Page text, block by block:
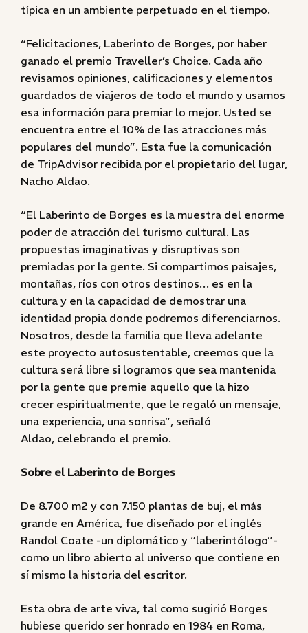
típica en un ambiente perpetuado en el tiempo.
“Felicitaciones, Laberinto de Borges, por haber
ganado el premio Traveller’s Choice. Cada año
revisamos opiniones, calificaciones y elementos
guardados de viajeros de todo el mundo y usamos
esa información para premiar lo mejor. Usted se
encuentra entre el 10% de las atracciones más
populares del mundo”. Esta fue la comunicación
de TripAdvisor recibida por el propietario del lugar,
Nacho Aldao.
“El Laberinto de Borges es la muestra del enorme
poder de atracción del turismo cultural. Las
propuestas imaginativas y disruptivas son
premiadas por la gente. Si compartimos paisajes,
montañas, ríos con otros destinos… es en la
cultura y en la capacidad de demostrar una
identidad propia donde podremos diferenciarnos.
Nosotros, desde la familia que lleva adelante
este proyecto autosustentable, creemos que la
cultura será libre si logramos que sea mantenida
por la gente que premie aquello que la hizo
crecer espiritualmente, que le regaló un mensaje,
una experiencia, una sonrisa”, señaló
Aldao, celebrando el premio.
Sobre el Laberinto de Borges
De 8.700 m2 y con 7.150 plantas de buj, el más
grande en América, fue diseñado por el inglés
Randol Coate -un diplomático y “laberintólogo”-
como un libro abierto al universo que contiene en
sí mismo la historia del escritor.
Esta obra de arte viva, tal como sugirió Borges
hubiese querido ser honrado en 1984 en Roma,